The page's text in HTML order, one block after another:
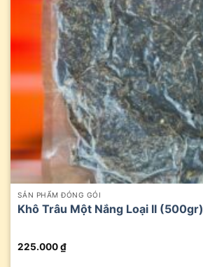
SẢN PHẨM ĐÓNG GÓI
Khô Trâu Một Nắng Loại II (500gr)
225.000₫